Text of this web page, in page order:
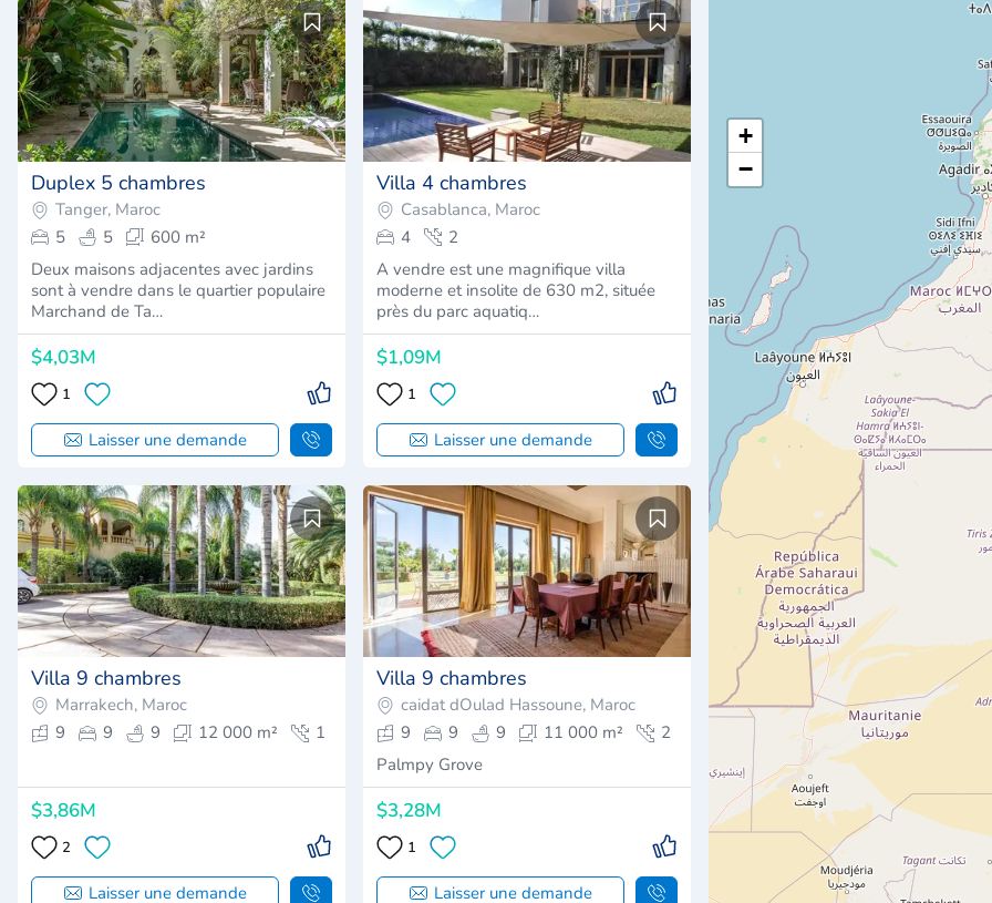
Duplex 5 chambres
Tanger, Maroc
5
5
600 m²
Deux maisons adjacentes avec jardins
sont à vendre dans le quartier populaire
Marchand de Ta…
$4,03M
1
Laisser une demande
Villa 4 chambres
Casablanca, Maroc
4
2
A vendre est une magnifique villa
moderne et insolite de 630 m2, située
près du parc aquatiq…
$1,09M
1
Laisser une demande
Villa 9 chambres
Marrakech, Maroc
9
9 9 12 000 m² 1
$3,86M
2
Laisser une demande
Villa 9 chambres
caidat dOulad Hassoune, Maroc
9
9 9 11 000 m²
2
Palmpy Grove
$3,28M
1
Laisser une demande
+
−